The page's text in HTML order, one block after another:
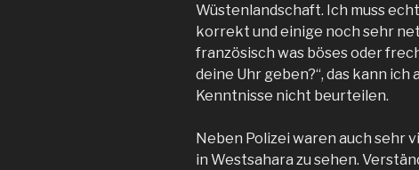
Wüstenlandschaft. Ich muss
korrekt und einige noch sehr
französisch was böses oder
deine Uhr geben?“, das kann
Kenntnisse nicht beurteilen.
Neben Polizei waren auch
in Westsahara zu sehen.